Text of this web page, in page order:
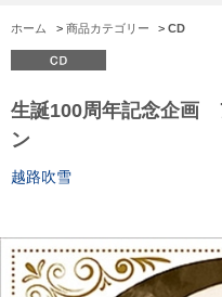
ホーム > 商品カテゴリー > CD
生誕100周年記念企画
ン
越路吹雪